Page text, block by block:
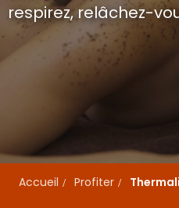
respirez, relâchez-
Accueil Profiter